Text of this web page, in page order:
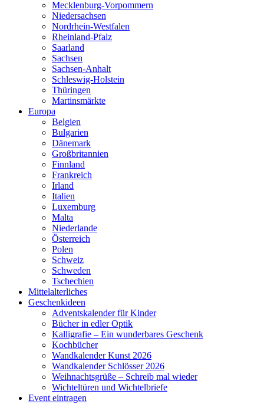
Mecklenburg-Vorpommern
Niedersachsen
Nordrhein-Westfalen
Rheinland-Pfalz
Saarland
Sachsen
Sachsen-Anhalt
Schleswig-Holstein
Thüringen
Martinsmärkte
Europa
Belgien
Bulgarien
Dänemark
Großbritannien
Finnland
Frankreich
Irland
Italien
Luxemburg
Malta
Niederlande
Österreich
Polen
Schweiz
Schweden
Tschechien
Mittelalterliches
Geschenkideen
Adventskalender für Kinder
Bücher in edler Optik
Kalligrafie – Ein wunderbares Geschenk
Kochbücher
Wandkalender Kunst 2026
Wandkalender Schlösser 2026
Weihnachtsgrüße – Schreib mal wieder
Wichteltüren und Wichtelbriefe
Event eintragen